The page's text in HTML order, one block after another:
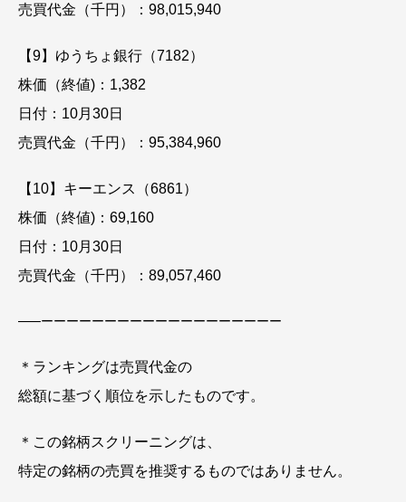
売買代金（千円）：98,015,940
【9】ゆうちょ銀行（7182）
株価（終値)：1,382
日付：10月30日
売買代金（千円）：95,384,960
【10】キーエンス（6861）
株価（終値)：69,160
日付：10月30日
売買代金（千円）：89,057,460
—–ーーーーーーーーーーーーーーーーーーー
＊ランキングは売買代金の
総額に基づく順位を示したものです。
＊この銘柄スクリーニングは、
特定の銘柄の売買を推奨するものではありません。